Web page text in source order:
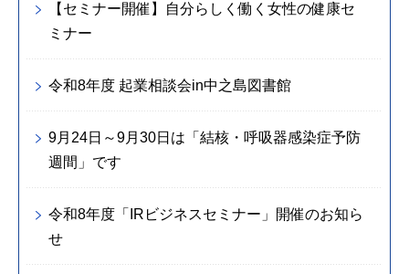
【セミナー開催】自分らしく働く女性の健康セ
ミナー
令和8年度 起業相談会in中之島図書館
9月24日～9月30日は「結核・呼吸器感染症予防
週間」です
令和8年度「IRビジネスセミナー」開催のお知ら
せ